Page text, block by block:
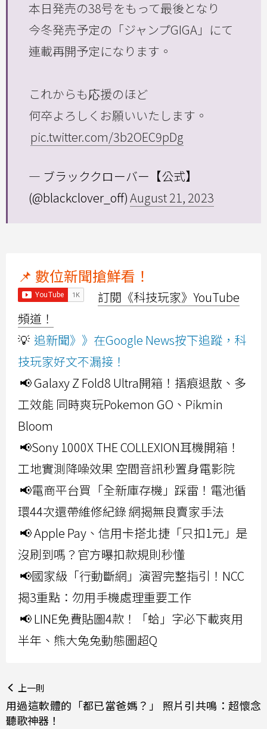
本日発売の38号をもって最後となり
今冬発売予定の「ジャンプGIGA」にて
連載再開予定になります。
これからも応援のほど
何卒よろしくお願いいたします。
pic.twitter.com/3b2OEC9pDg
— ブラッククローバー【公式】
(@blackclover_off)August 21, 2023
📌 數位新聞搶鮮看！
訂閱《科技玩家》YouTube
頻道！
💡 追新聞》》在Google News按下追蹤，科
技玩家好文不漏接！
📢 Galaxy Z Fold8 Ultra開箱！摺痕退散、多
工效能 同時爽玩Pokemon GO、Pikmin
Bloom
📢Sony 1000X THE COLLEXION耳機開箱！
工地實測降噪效果 空間音訊秒置身電影院
📢電商平台買「全新庫存機」踩雷！電池循
環44次還帶維修紀錄 網揭無良賣家手法
📢 Apple Pay、信用卡搭北捷「只扣1元」是
沒刷到嗎？官方曝扣款規則秒懂
📢國家級「行動斷網」演習完整指引！NCC
揭3重點：勿用手機處理重要工作
📢 LINE免費貼圖4款！「蛤」字必下載爽用
半年、熊大兔兔動態圖超Q
上一則
用過這軟體的「都已當爸媽？」 照片引共鳴：超懷念
聽歌神器！